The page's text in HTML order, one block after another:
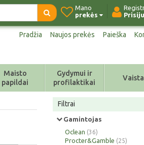
Mano
prekės
Pradžia Naujos prekės Paieška
Maisto
papildai
Gydymui ir
profilaktikai
Filtrai
Gamintojas
Oclean (36)
Procter&Gamble (25)